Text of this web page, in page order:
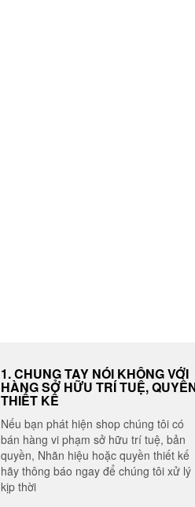
1. CHUNG TAY NÓI KHÔNG VỚI
HÀNG SỞ HỮU TRÍ TUỆ,
THIẾT KẾ
Nếu bạn phát hiện shop chúng tôi có
bán hàng vi phạm sở hữu trí tuệ, bản
quyền, Nhãn hiệu hoặc quyền thiết kế
hãy thông báo ngay để chúng tôi xử lý
kịp thời